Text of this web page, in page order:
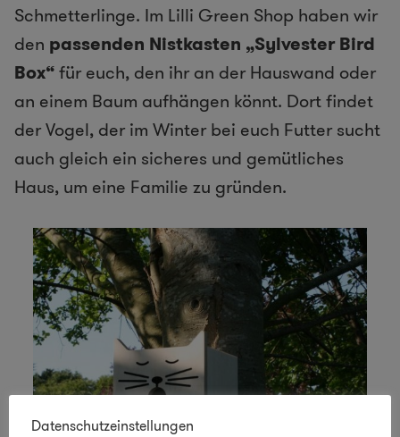
Schmetterlinge. Im Lilli Green Shop haben wir
den passenden Nistkasten „Sylvester Bird
Box“für euch, den ihr an der Hauswand oder
an einem Baum aufhängen könnt. Dort findet
der Vogel, der im Winter bei euch Futter sucht
auch gleich ein sicheres und gemütliches
Haus, um eine Familie zu gründen.
Datenschutzeinstellungen